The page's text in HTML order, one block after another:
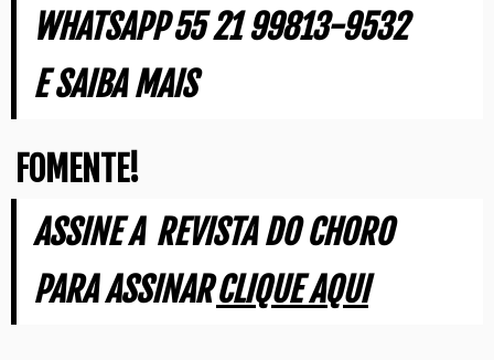
WHATSAPP55 21 99813-9532
E SAIBA MAIS
FOMENTE!
ASSINE A REVISTA DO CHORO
PARA ASSINARCLIQUE AQUI